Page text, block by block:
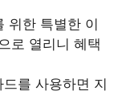
위한 특별한 이
로 열리니 혜택
를 사용하면 지